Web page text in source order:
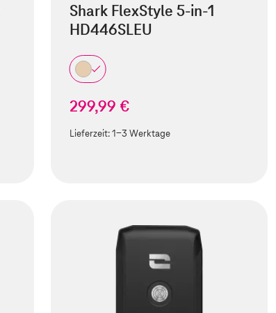
Shark FlexStyle 5-in-1
HD446SLEU
299,99 €
Lieferzeit:1-3 Werktage